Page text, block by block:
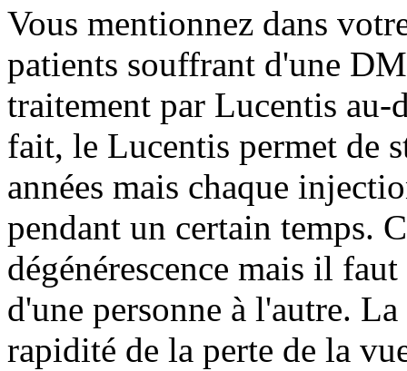
Vous mentionnez dans
patients souffrant d'une
traitement par Lucentis
fait, le Lucentis permet de
années mais chaque
pendant un certain temps.
dégénérescence mais il
d'une personne à l'autre.
rapidité de la perte de la